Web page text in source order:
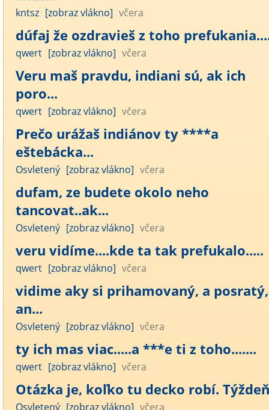
kntsz [zobraz vlákno] včera
dúfaj že ozdravieš z toho
qwert [zobraz vlákno] včera
Veru maš pravdu, indiani sú, ak ich
poro...
qwert [zobraz vlákno] včera
Prečo urážaš indiánov ty ****a
eštebácka...
Osvletený [zobraz vlákno] včera
dufam, ze budete okolo neho
tancovat..ak...
Osvletený [zobraz vlákno] včera
veru vidíme....kde ta tak prefukalo.....
qwert [zobraz vlákno] včera
vidime aky si prihamovaný, a posratý,
an...
Osvletený [zobraz vlákno] včera
ty ich mas viac.....a ***e ti z toho.......
qwert [zobraz vlákno] včera
Otázka je, koľko tu decko robí.
Osvletený [zobraz vlákno] včera